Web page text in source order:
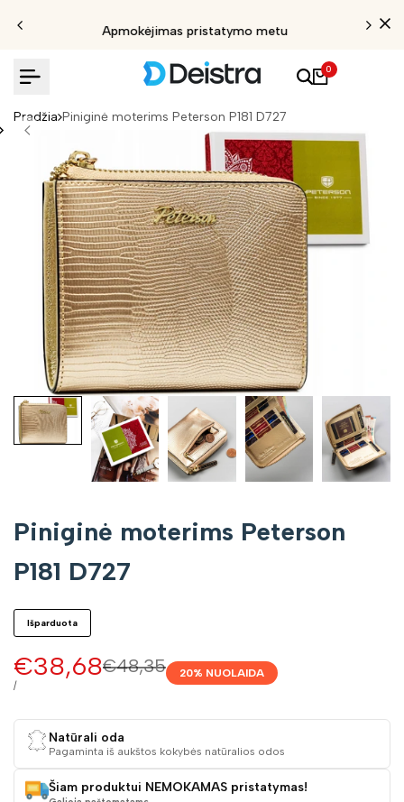
Apmokėjimas pristatymo metu
0
Pradžia Piniginė moterims Peterson P181 D727
Piniginė moterims Peterson
P181 D727
Išparduota
Įprasta
€48,35
Pardavimo
kaina
€38,68
VIENETO
/
20% NUOLAIDA
Natūrali oda
Pagaminta iš aukštos kokybės natūralios odos
Šiam produktui NEMOKAMAS pristatymas!